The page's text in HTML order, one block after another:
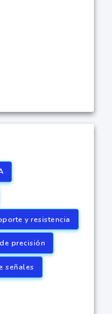
y resistencia
precisión
señales